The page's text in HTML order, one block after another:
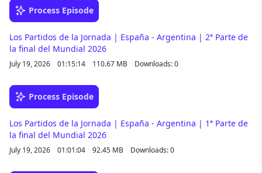
Process Episode
Los Partidos de la Jornada | España - Argentina | 2ª Parte de
la final del Mundial 2026
July 19, 2026 01:15:14 110.67 MB Downloads: 0
Process Episode
Los Partidos de la Jornada | España - Argentina | 1ª Parte de
la final del Mundial 2026
July 19, 2026 01:01:04 92.45 MB Downloads: 0